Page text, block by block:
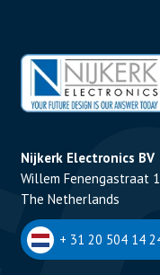
Nijkerk Electronics BV
Willem Fenengastraat
The Netherlands
+ 31 20 504 14